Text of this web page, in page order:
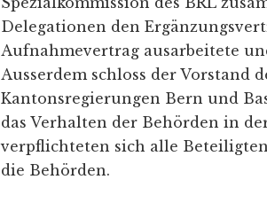
Delegationen den
Aufnahmevertrag ausarbeitete
Ausserdem schloss der Vorstand
Kantonsregierungen Bern und
das Verhalten der Behörden in
verpflichteten sich alle
die Behörden.